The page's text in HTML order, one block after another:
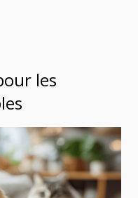
les